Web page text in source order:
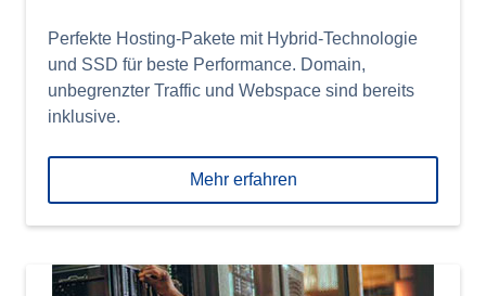
Perfekte Hosting-Pakete mit Hybrid-Technologie
und SSD für beste Performance. Domain,
unbegrenzter Traffic und Webspace sind bereits
inklusive.
Mehr erfahren